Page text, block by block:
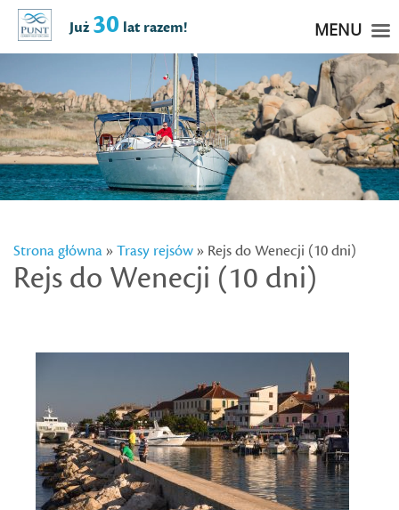
Strona główna»Trasy rejsów» Rejs do Wenecji (10 dni)
Rejs do Wenecji (10 dni)
Już30 lat razem! MENU